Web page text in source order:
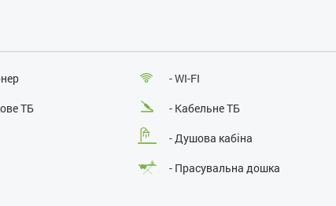
Розміщення з тваринами:ні
Проведення масових заходів:ні
- WI-FI
ТБ
- Кабельне ТБ
- Душова кабіна
- Прасувальна дошка